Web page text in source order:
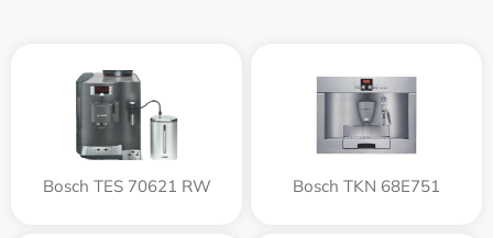
Bosch TES 70621 RW Bosch TKN 68E751